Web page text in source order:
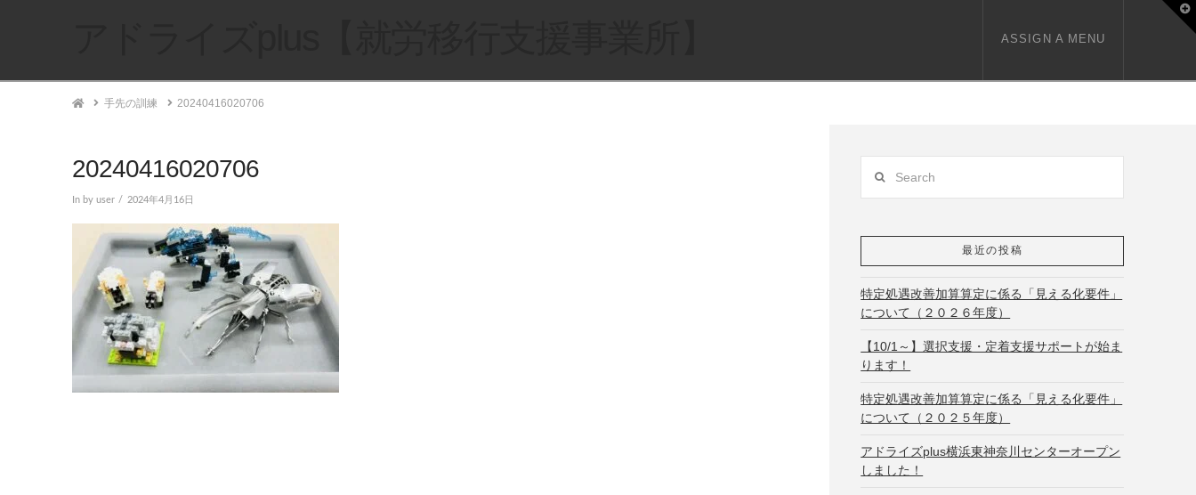
ASSIGN A MENU
Home手先の訓練 20240416020706
20240416020706
In by user 2024年4月16日
最近の投稿
特定処遇改善加算算定に係る「見える化要件」
について（２０２６年度）
【10/1～】選択支援・定着支援サポートが始ま
ります！
特定処遇改善加算算定に係る「見える化要件」
について（２０２５年度）
アドライズplus横浜東神奈川センターオープン
しました！